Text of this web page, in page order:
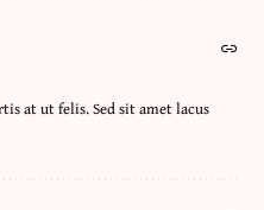
at ut felis. Sed sit amet lacus